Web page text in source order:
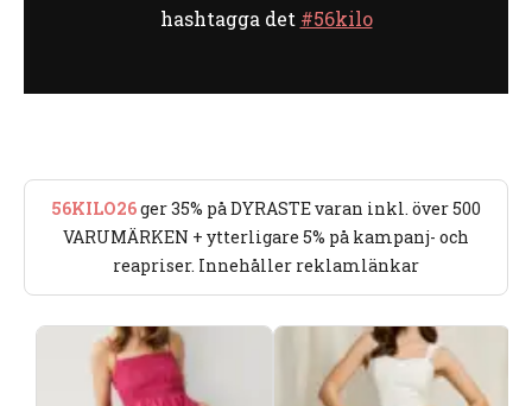
hashtagga det #56kilo
56KILO26ger 35% på DYRASTE varan inkl. över 500
VARUMÄRKEN + ytterligare 5% på kampanj- och
reapriser. Innehåller reklamlänkar